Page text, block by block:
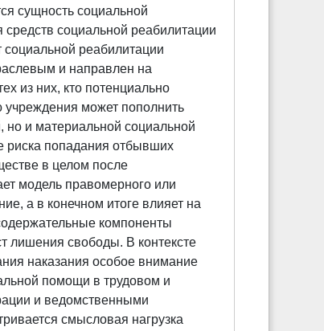
сущность социальной
средств социальной реабилитации
социальной реабилитации
и направлен на
из них, кто потенциально
учреждения может пополнить
но и материальной социальной
риска попадания отбывших
в целом после
модель правомерного или
а в конечном итоге влияет на
компоненты
лишения свободы. В контексте
наказания особое внимание
помощи в трудовом и
и ведомственными
смысловая нагрузка